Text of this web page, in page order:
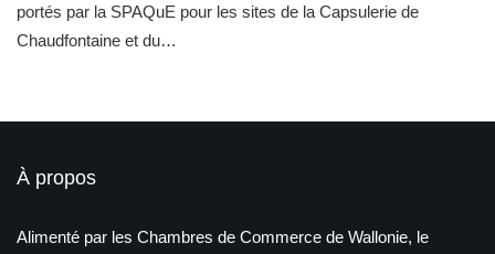
portés par la SPAQuE pour les sites de la Capsulerie de
Chaudfontaine et du…
À propos
Alimenté par les Chambres de Commerce de Wallonie, le